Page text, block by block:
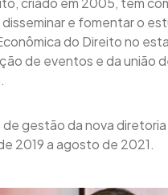
e fomentar o
do Direito no
de eventos e da união
de gestão da nova
2019 a agosto de 2021.